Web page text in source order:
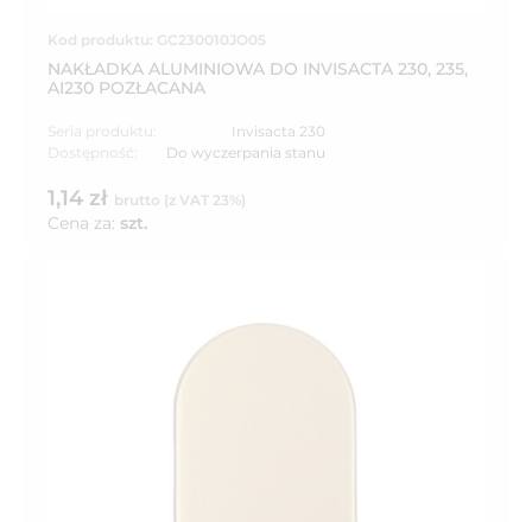
Kod produktu: GC230010JO05
NAKŁADKA ALUMINIOWA DO INVISACTA 230, 235,
AI230 POZŁACANA
Seria produktu:
Invisacta 230
Dostępność:
Do wyczerpania stanu
1,14 zł brutto (z VAT 23%)
Cena za: szt.